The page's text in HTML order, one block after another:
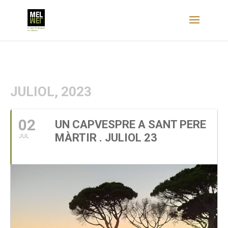
JULIOL, 2023
02
JUL
UN CAPVESPRE A SANT PERE
MÀRTIR . JULIOL 23